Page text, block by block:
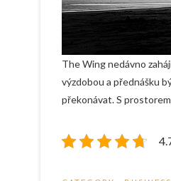
The Wing nedávno
výzdobou a přednášku
překonávat. S